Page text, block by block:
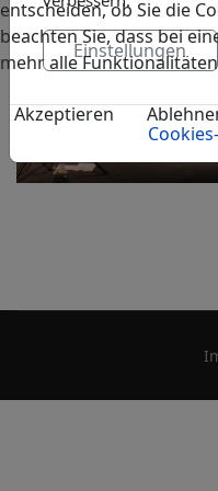
Einstellungen
entscheiden, ob Sie die
beachten Sie, dass bei
mehr alle
Akzeptieren